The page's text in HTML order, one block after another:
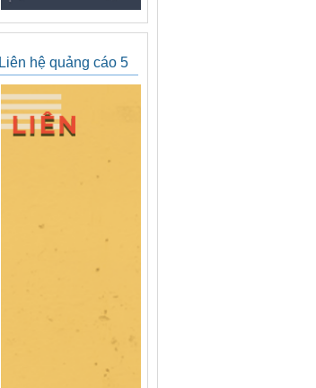
Liên hệ quảng cáo 5